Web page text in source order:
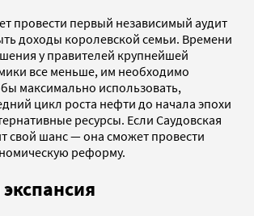
провести первый независимый аудит
доходы королевской семьи. Времени
у правителей крупнейшей
все меньше, им необходимо
максимально использовать,
цикл роста нефти до начала эпохи
ресурсы. Если Саудовская
свой шанс — она сможет провести
реформу.